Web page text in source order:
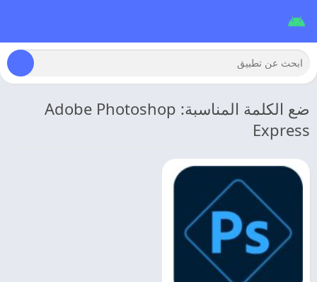
ضع الكلمة المناسبة: Adobe Photoshop
Express